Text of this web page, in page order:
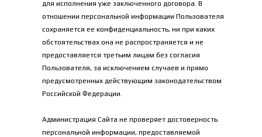
для исполнения уже заключенного договора. В
отношении персональной информации Пользователя
сохраняется ее конфиденциальность, ни при каких
обстоятельствах она не распространяется и не
предоставляется третьим лицам без согласия
Пользователя, за исключением случаев и прямо
предусмотренных действующим законодательством
Российской Федерации.
Администрация Сайта не проверяет достоверность
персональной информации, предоставляемой